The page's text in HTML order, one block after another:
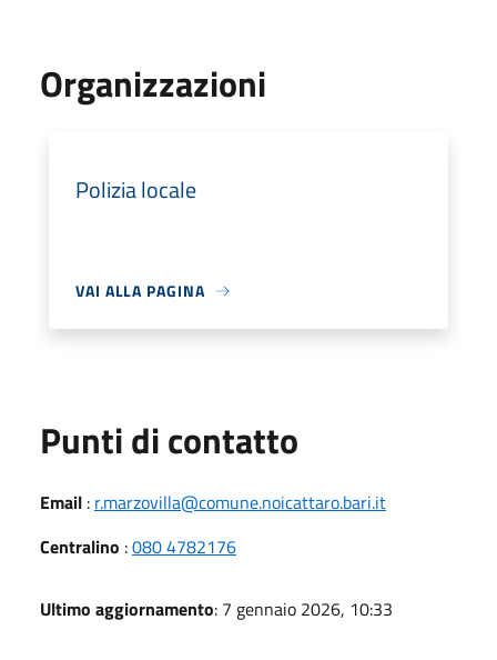
Organizzazioni
Polizia locale
VAI ALLA PAGINA
Punti di contatto
Email : r.marzovilla@comune.noicattaro.bari.it
Centralino :080 4782176
Ultimo aggiornamento: 7 gennaio 2026, 10:33